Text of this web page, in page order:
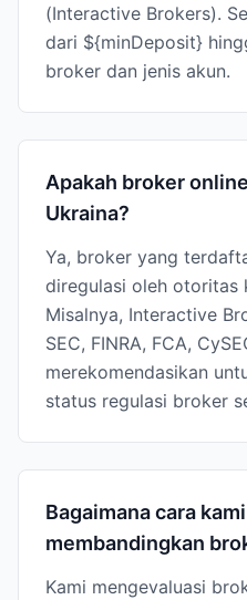
(Interactive Brokers).
dari ${minDeposit}
broker dan jenis akun.
Apakah broker
Ukraina?
Ya, broker yang
diregulasi oleh otoritas
Misalnya, Interactive
SEC, FINRA, FCA,
merekomendasikan
status regulasi broker
Bagaimana cara
membandingkan
Kami mengevaluasi